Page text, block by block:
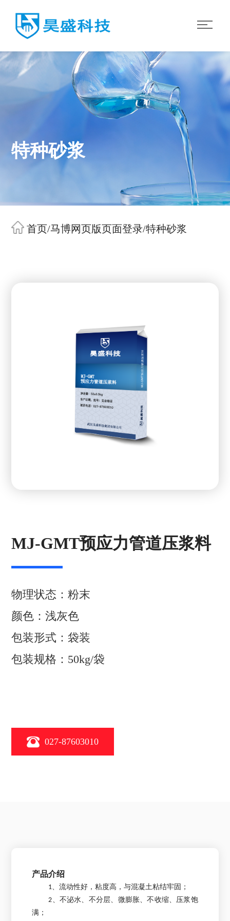
特种砂浆
首页/马博网页版页面登录/特种砂浆
MJ-GMT预应力管道压浆料
物理状态：粉末
颜色：浅灰色
包装形式：袋装
包装规格：50kg/袋
027-87603010
产品介绍
1、流动性好，粘度高，与混凝土粘结牢固；
2、不泌水、不分层、微膨胀、不收缩、压浆饱
满；